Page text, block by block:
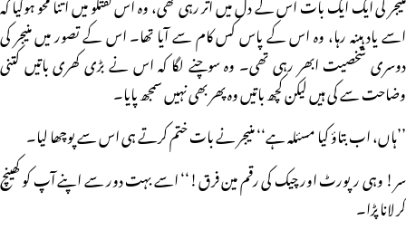
اسے یاد ہینہ رہا، وہ اس کے پاس کس کام سے آیا تھا۔ اس کے تصور میں منیجر کی
دوسری شخصیت ابھر رہی تھی۔ وہ سوچنے لگا کہ اس نے بڑی کھری باتیں کتنی
وضاحت سے کی ہیں لیکن کچھ باتیں وہ پھر بھی نہیں سمجھ پایا۔
’’ہاں، اب بتاؤ کیا مسئلہ ہے‘‘ منیجر نے بات ختم کرتے ہی اس سے پوچھا لیا۔
سر! وہی رپورٹ اور چیک کی رقم مین فرق!‘‘ اسے بہت دور سے اپنے آپ کو کھینچ
کر لانا پڑا۔